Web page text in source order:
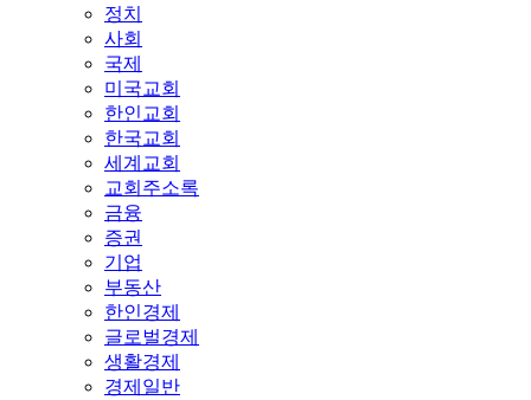
정치
사회
국제
미국교회
한인교회
한국교회
세계교회
교회주소록
금융
증권
기업
부동산
한인경제
글로벌경제
생활경제
경제일반